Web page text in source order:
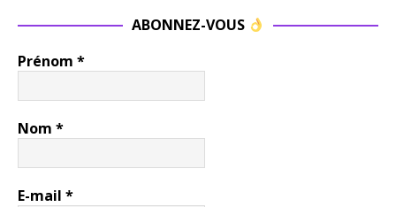
ABONNEZ-VOUS
Prénom *
Nom *
E-mail *